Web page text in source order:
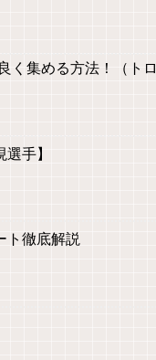
く集める方法！（トロ
手】
ト徹底解説